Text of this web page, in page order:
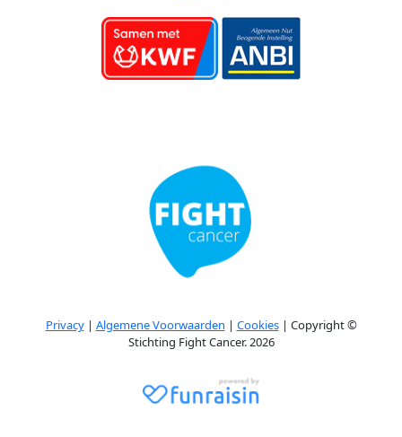
Privacy| Algemene Voorwaarden | Cookies| Copyright ©
Stichting Fight Cancer. 2026